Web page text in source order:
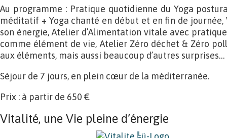
Au programme : Pratique quotidienne du Yoga
méditatif + Yoga chanté en début et en fin de
son énergie, Atelier d’Alimentation vitale avec
comme élément de vie, Atelier Zéro déchet & Zéro
aux éléments, mais aussi beaucoup d’autres surprises…
Séjour de 7 jours, en plein cœur de la méditerranée.
Prix : à partir de 650 €
Vitalité, une Vie pleine d’énergie